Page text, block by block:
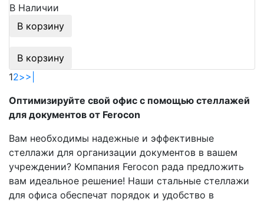
В Наличии
В корзину
В корзину
12>>|
Оптимизируйте свой офис с помощью стеллажей
для документов от Ferocon
Вам необходимы надежные и эффективные
стеллажи для организации документов в вашем
учреждении? Компания Ferocon рада предложить
вам идеальное решение! Наши стальные стеллажи
для офиса обеспечат порядок и удобство в